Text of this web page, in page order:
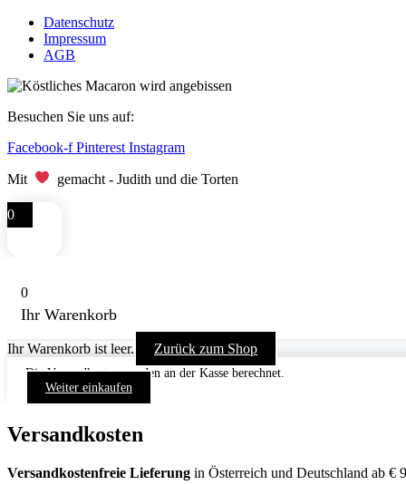
Datenschutz
Impressum
AGB
Besuchen Sie uns auf:
Facebook-f Pinterest Instagram
Mit gemacht - Judith und die Torten
0
0
Ihr Warenkorb
Ihr Warenkorb ist leer. Zurück zum Shop
Die Versandkosten werden an der Kasse berechnet.
Weiter einkaufen
Versandkosten
Versandkostenfreie Lieferung in Österreich und Deutschland ab €